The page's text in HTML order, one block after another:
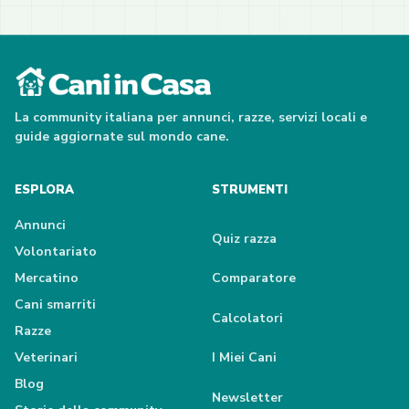
La community italiana per annunci, razze, servizi locali e
guide aggiornate sul mondo cane.
ESPLORA
Annunci
Volontariato
Mercatino
Cani smarriti
Razze
Veterinari
Blog
STRUMENTI
Quiz razza
Comparatore
Calcolatori
I Miei Cani
Newsletter